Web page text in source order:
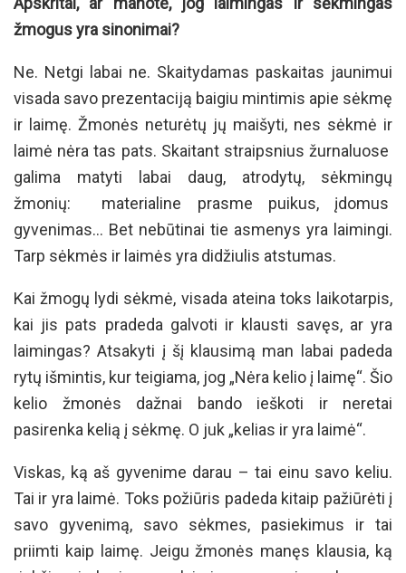
žmogus yra sinonimai?
Ne. Netgi labai ne. Skaitydamas paskaitas jaunimui
visada savo prezentaciją baigiu mintimis apie sėkmę
ir laimę. Žmonės neturėtų jų maišyti, nes sėkmė ir
laimė nėra tas pats. Skaitant straipsnius žurnaluose
galima matyti labai daug, atrodytų, sėkmingų
žmonių: materialine prasme puikus, įdomus
gyvenimas… Bet nebūtinai tie asmenys yra laimingi.
Tarp sėkmės ir laimės yra didžiulis atstumas.
Kai žmogų lydi sėkmė, visada ateina toks laikotarpis,
kai jis pats pradeda galvoti ir klausti savęs, ar yra
laimingas? Atsakyti į šį klausimą man labai padeda
rytų išmintis, kur teigiama, jog „Nėra kelio į laimę“. Šio
kelio žmonės dažnai bando ieškoti ir neretai
pasirenka kelią į sėkmę. O juk „kelias ir yra laimė“.
Viskas, ką aš gyvenime darau – tai einu savo keliu.
Tai ir yra laimė. Toks požiūris padeda kitaip pažiūrėti į
savo gyvenimą, savo sėkmes, pasiekimus ir tai
priimti kaip laimę. Jeigu žmonės manęs klausia, ką